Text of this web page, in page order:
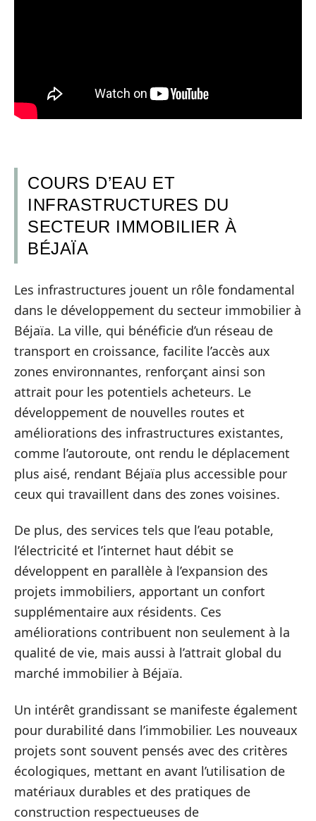
COURS D’EAU ET
INFRASTRUCTURES DU
SECTEUR IMMOBILIER À
BÉJAÏA
Les infrastructures jouent un rôle fondamental
dans le développement du secteur immobilier à
Béjaïa. La ville, qui bénéficie d’un réseau de
transport en croissance, facilite l’accès aux
zones environnantes, renforçant ainsi son
attrait pour les potentiels acheteurs. Le
développement de nouvelles routes et
améliorations des infrastructures existantes,
comme l’autoroute, ont rendu le déplacement
plus aisé, rendant Béjaïa plus accessible pour
ceux qui travaillent dans des zones voisines.
De plus, des services tels que l’eau potable,
l’électricité et l’internet haut débit se
développent en parallèle à l’expansion des
projets immobiliers, apportant un confort
supplémentaire aux résidents. Ces
améliorations contribuent non seulement à la
qualité de vie, mais aussi à l’attrait global du
marché immobilier à Béjaïa.
Un intérêt grandissant se manifeste également
pour durabilité dans l’immobilier. Les nouveaux
projets sont souvent pensés avec des critères
écologiques, mettant en avant l’utilisation de
matériaux durables et des pratiques de
construction respectueuses de